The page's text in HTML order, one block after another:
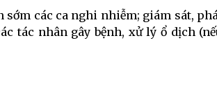
sớm các ca nghi nhiễm; giám sát,
tác nhân gây bệnh, xử lý ổ dịch